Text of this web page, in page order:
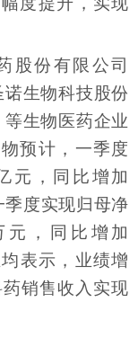
股份有限公司
诺生物科技股份
等生物医药企业
预计，一季度
元，同比增加
度实现归母净
元，同比增加
表示，业绩增
销售收入实现